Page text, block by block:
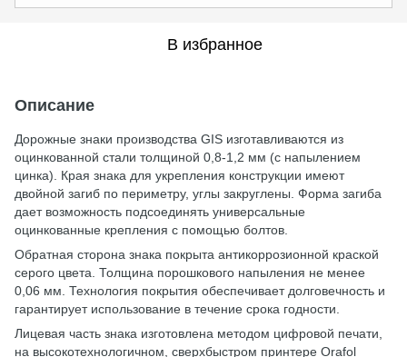
В избранное
Описание
Дорожные знаки производства GIS изготавливаются из
оцинкованной стали толщиной 0,8-1,2 мм (с напылением
цинка). Края знака для укрепления конструкции имеют
двойной загиб по периметру, углы закруглены. Форма загиба
дает возможность подсоединять универсальные
оцинкованные крепления с помощью болтов.
Обратная сторона знака покрыта антикоррозионной краской
серого цвета. Толщина порошкового напыления не менее
0,06 мм. Технология покрытия обеспечивает долговечность и
гарантирует использование в течение срока годности.
Лицевая часть знака изготовлена ​​методом цифровой печати,
на высокотехнологичном, сверхбыстром принтере Orafol